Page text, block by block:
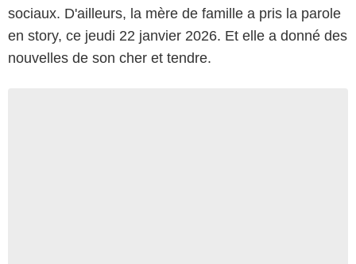
sociaux. D'ailleurs, la mère de famille a pris la parole
en story, ce jeudi 22 janvier 2026. Et elle a donné des
nouvelles de son cher et tendre.